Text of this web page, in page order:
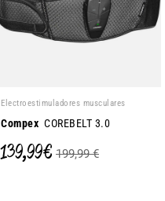
Electroestimuladores musculares
Compex COREBELT 3.0
139,99 € 199,99 €